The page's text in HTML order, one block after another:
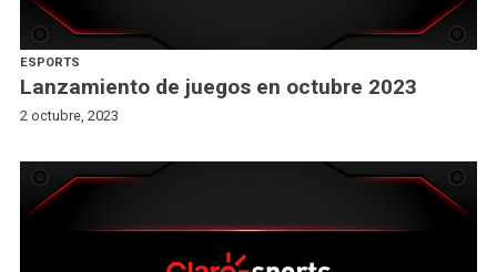
ESPORTS
Lanzamiento de juegos en octubre 2023
2 octubre, 2023